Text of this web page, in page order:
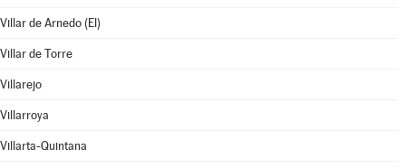
Villar de Arnedo (El)
Villar de Torre
Villarejo
Villarroya
Villarta-Quintana